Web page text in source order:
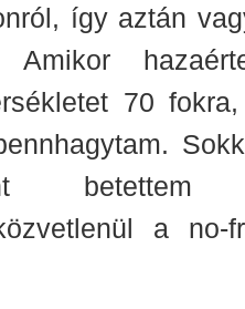
így aztán
70
a no-